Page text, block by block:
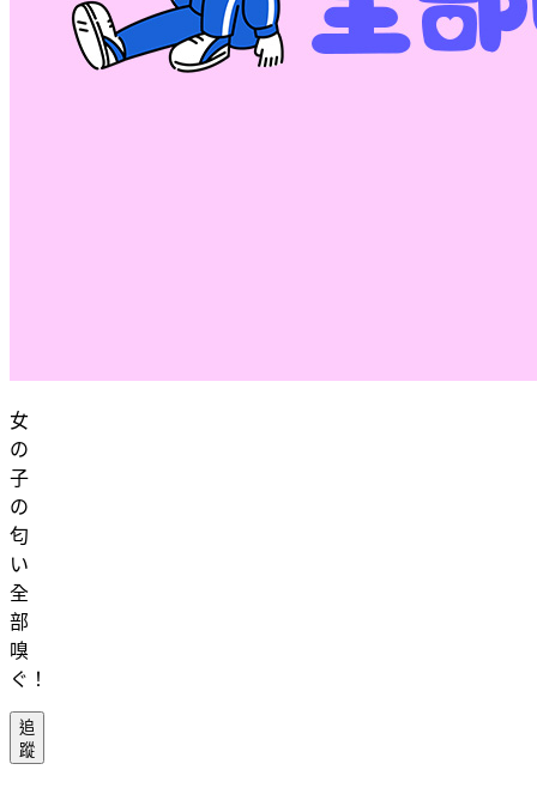
女
の
子
の
匂
い
全
部
嗅
ぐ！
追
蹤